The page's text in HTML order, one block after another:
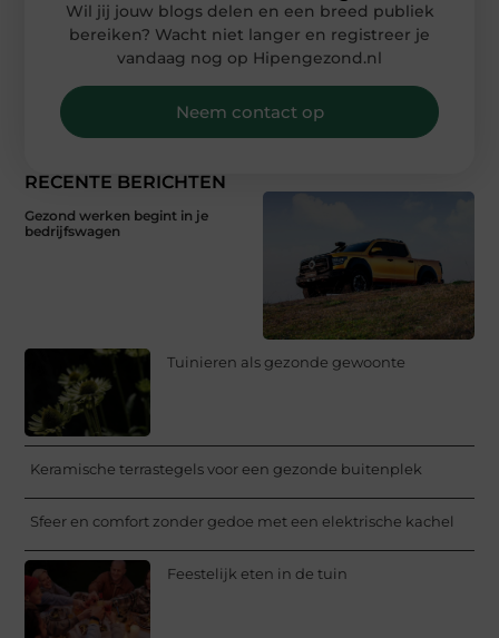
RECENTE BERICHTEN
Gezond werken begint in je
bedrijfswagen
Tuinieren als gezonde gewoonte
Keramische terrastegels voor een gezonde buitenplek
Sfeer en comfort zonder gedoe met een elektrische kachel
Feestelijk eten in de tuin
Wil jij jouw blogs delen en een breed publiek
bereiken? Wacht niet langer en registreer je
vandaag nog op Hipengezond.nl
Neem contact op